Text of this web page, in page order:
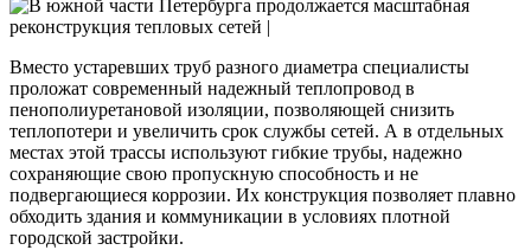
Вместо устаревших труб разного диаметра специалисты
проложат современный надежный теплопровод в
пенополиуретановой изоляции, позволяющей снизить
теплопотери и увеличить срок службы сетей. А в отдельных
местах этой трассы используют гибкие трубы, надежно
сохраняющие свою пропускную способность и не
подвергающиеся коррозии. Их конструкция позволяет плавно
обходить здания и коммуникации в условиях плотной
городской застройки.